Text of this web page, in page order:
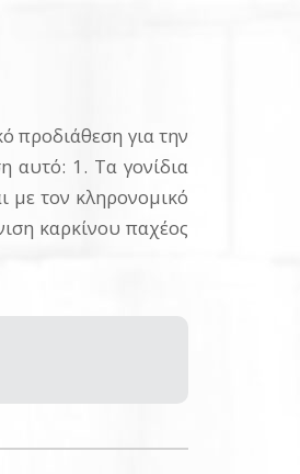
προδιάθεση για την
αυτό: 1. Τα γονίδια
με τον κληρονομικό
καρκίνου παχέος